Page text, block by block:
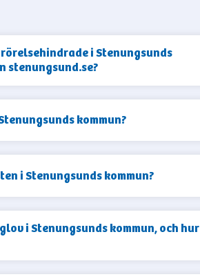
i Stenungsunds
stenungsund.se?
kommun?
i Stenungsunds kommun?
i Stenungsunds kommun, och hur